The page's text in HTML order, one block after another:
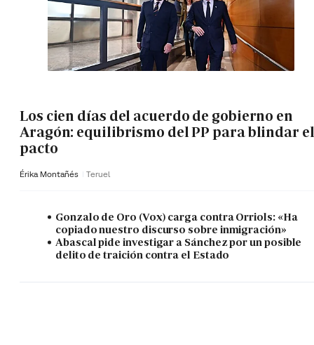
Los cien días del acuerdo de gobierno en
Aragón: equilibrismo del PP para blindar el
pacto
Érika Montañés Teruel
Gonzalo de Oro (Vox) carga contra Orriols: «Ha
copiado nuestro discurso sobre inmigración»
Abascal pide investigar a Sánchez por un posible
delito de traición contra el Estado